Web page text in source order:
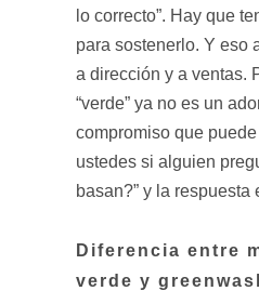
lo correcto”. Hay que
para sostenerlo. Y eso
a dirección y a ventas.
“verde” ya no es un
compromiso que
ustedes si alguien
basan?” y la respuesta
Diferencia entre
verde y